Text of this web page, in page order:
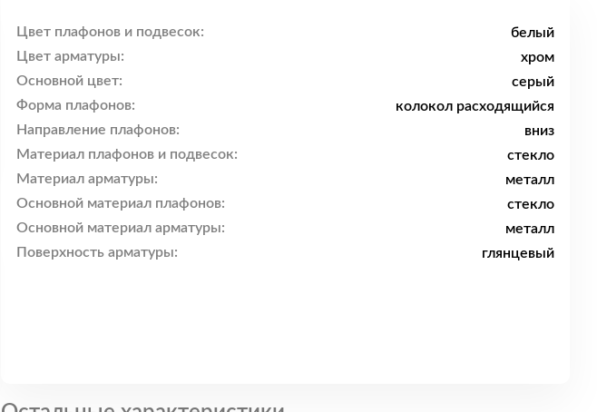
Цвет плафонов и подвесок:
белый
Цвет арматуры:
хром
Основной цвет:
серый
Форма плафонов:
колокол расходящийся
Направление плафонов:
вниз
Материал плафонов и подвесок:
стекло
Материал арматуры:
металл
Основной материал плафонов:
стекло
Основной материал арматуры:
металл
Поверхность арматуры:
глянцевый